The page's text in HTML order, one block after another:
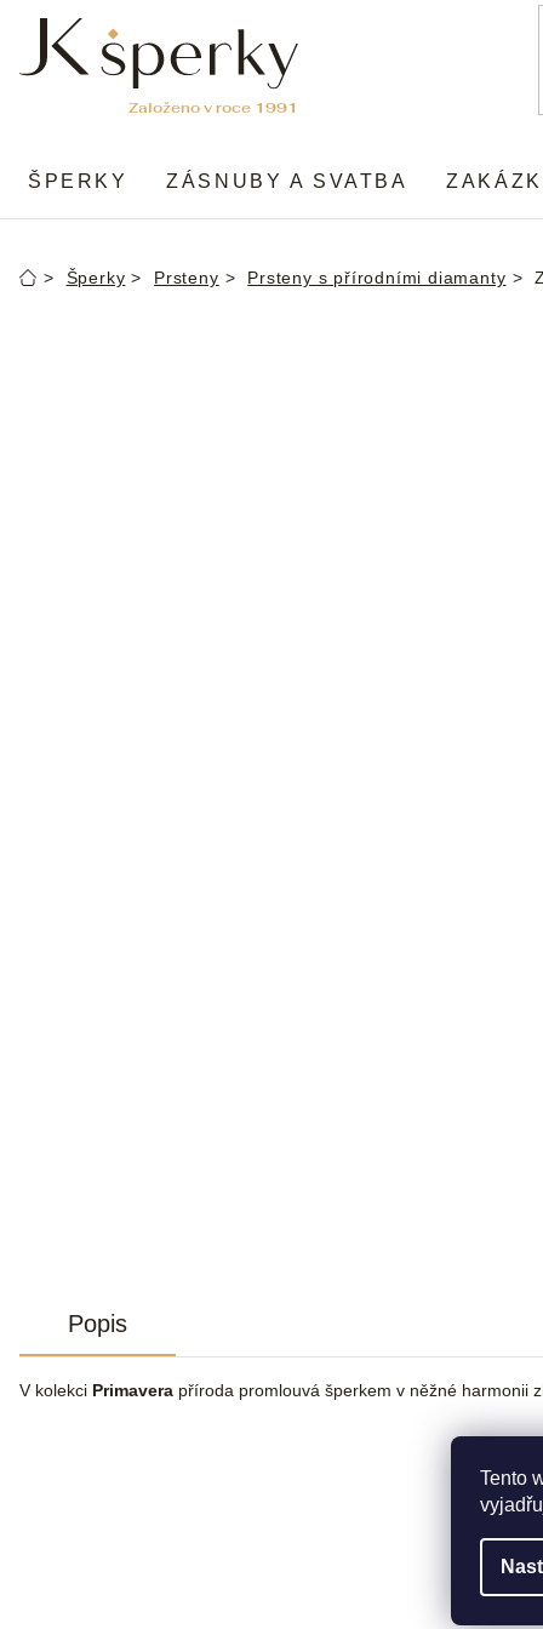
Tento
obsah
ŠPERKY ZÁSNUBY A SVATBA
DomůŠperky Prsteny Prsteny s přírodními diamanty
Popis
V kolekci Primavera příroda promlouvá šperkem v něžné harmonii